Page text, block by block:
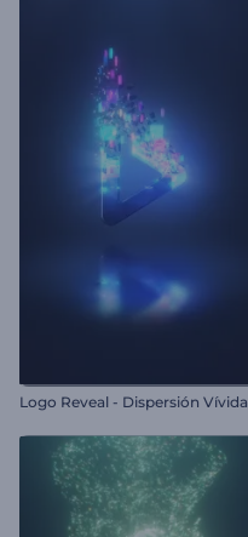
Logo Reveal - Dispersión Vívida